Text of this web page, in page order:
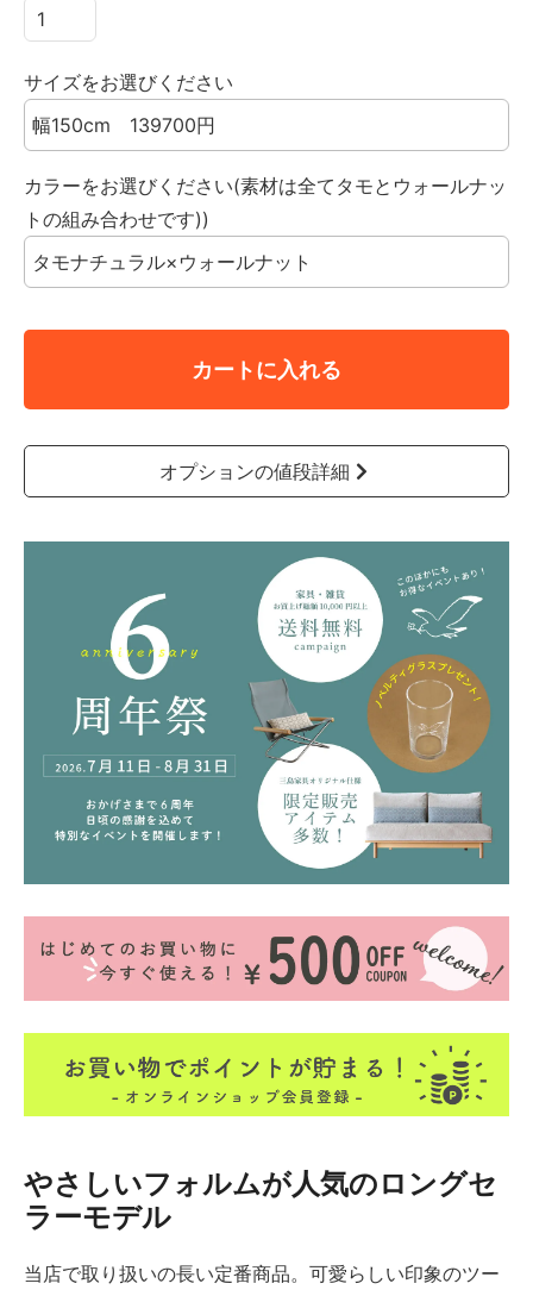
サイズをお選びください
カラーをお選びください(素材は全てタモとウォールナッ
トの組み合わせです))
カートに入れる
オプションの値段詳細
やさしいフォルムが人気のロングセ
ラーモデル
当店で取り扱いの長い定番商品。可愛らしい印象のツー